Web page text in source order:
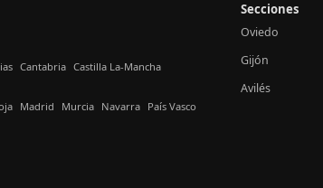
Cantabria Castilla La-Mancha
Madrid Murcia Navarra País Vasco
Secciones
Oviedo
Gijón
Avilés